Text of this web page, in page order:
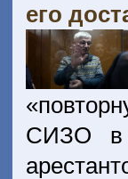
его
СИЗО в